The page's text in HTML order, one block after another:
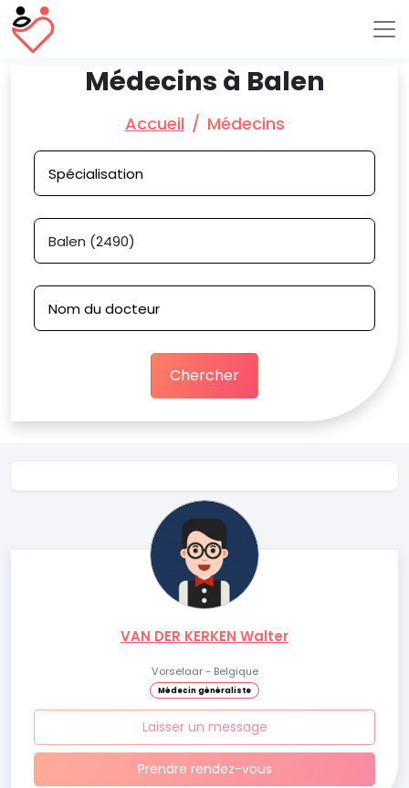
Médecins à Balen
Accueil Médecins
Chercher
VAN DER KERKEN Walter
Vorselaar - Belgique
Médecin généraliste
Laisser un message
Prendre rendez-vous